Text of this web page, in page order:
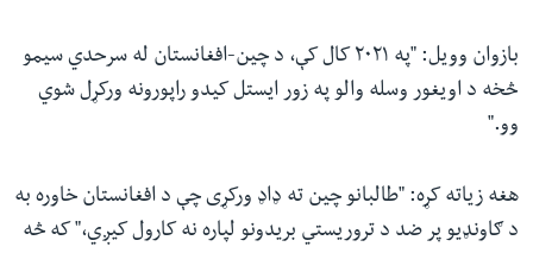
بازوان وویل: "په ۲۰۲۱ کال کې، د چین-افغانستان له سرحدي سیمو
څخه د اویغور وسله والو په زور ایستل کیدو راپورونه ورکړل شوي
وو."
هغه زیاته کړه: "طالبانو چین ته ډاډ ورکړی چې د افغانستان خاوره به
د ګاونډیو پر ضد د تروریستي بریدونو لپاره نه کارول کیږي،" که څه